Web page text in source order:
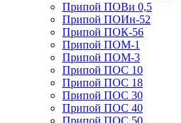
Припой ПОВи 0,5
Припой ПОИн-52
Припой ПОК-56
Припой ПОМ-1
Припой ПОМ-3
Припой ПОС 10
Припой ПОС 18
Припой ПОС 30
Припой ПОС 40
Припой ПОС 50